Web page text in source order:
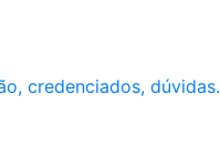
credenciados, dúvidas.